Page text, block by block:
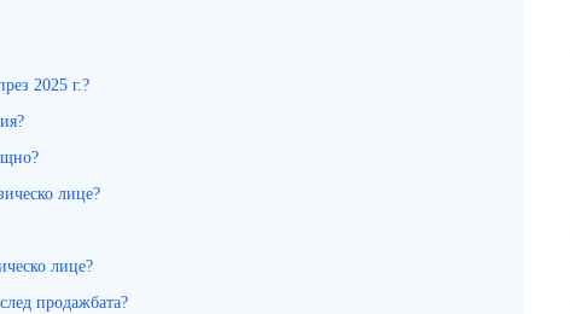
2025 г.?
лице?
лице?
продажбата?